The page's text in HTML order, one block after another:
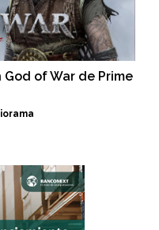
of War de Prime